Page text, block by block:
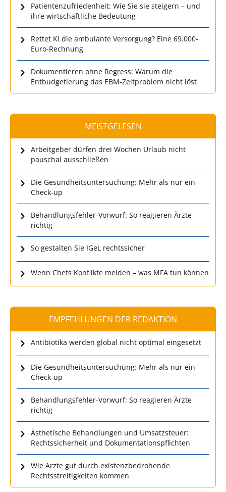
Patientenzufriedenheit: Wie Sie sie steigern – und
ihre wirtschaftliche Bedeutung
Rettet KI die ambulante Versorgung? Eine 69.000-
Euro-Rechnung
Dokumentieren ohne Regress: Warum die
Entbudgetierung das EBM-Zeitproblem nicht löst
MEISTGELESEN
Arbeitgeber dürfen drei Wochen Urlaub nicht
pauschal ausschließen
Die Gesundheitsuntersuchung: Mehr als nur ein
Check-up
Behandlungsfehler-Vorwurf: So reagieren Ärzte
richtig
So gestalten Sie IGeL rechtssicher
Wenn Chefs Konflikte meiden – was MFA tun können
EMPFEHLUNGEN DER REDAKTION
Antibiotika werden global nicht optimal eingesetzt
Die Gesundheitsuntersuchung: Mehr als nur ein
Check-up
Behandlungsfehler-Vorwurf: So reagieren Ärzte
richtig
Ästhetische Behandlungen und Umsatzsteuer:
Rechtssicherheit und Dokumentationspflichten
Wie Ärzte gut durch existenzbedrohende
Rechtsstreitigkeiten kommen